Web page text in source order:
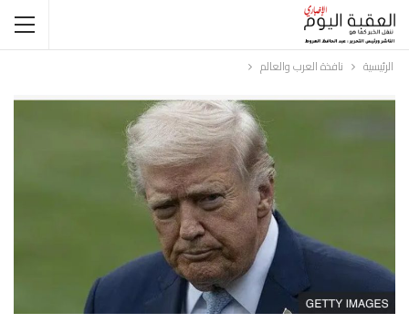
الرئيسية نافذة العرب والعالم